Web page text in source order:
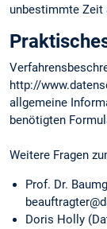
unbestimmte Zeit
http://
allgemeine
benötigten
Weitere Fragen
Prof. Dr.
Doris Holly